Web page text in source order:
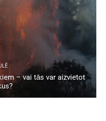
– vai tās var aizvietot